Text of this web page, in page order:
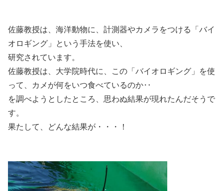
佐藤教授は、海洋動物に、計測器やカメラをつける「バイ
オロギング」という手法を使い、
研究されています。
佐藤教授は、大学院時代に、この「バイオロギング」を使
って、カメが何をいつ食べているのか‥
を調べようとしたところ、思わぬ結果が現れたんだそうで
す。
果たして、どんな結果が・・・！